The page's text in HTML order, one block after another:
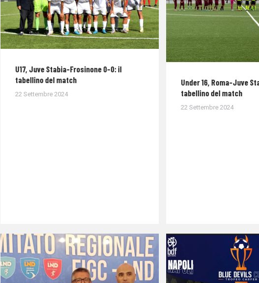
U17, Juve Stabia-Frosinone 0-0: il
tabellino del match
22 Settembre 2024
Under 16, Roma-Juve
tabellino del match
22 Settembre 2024